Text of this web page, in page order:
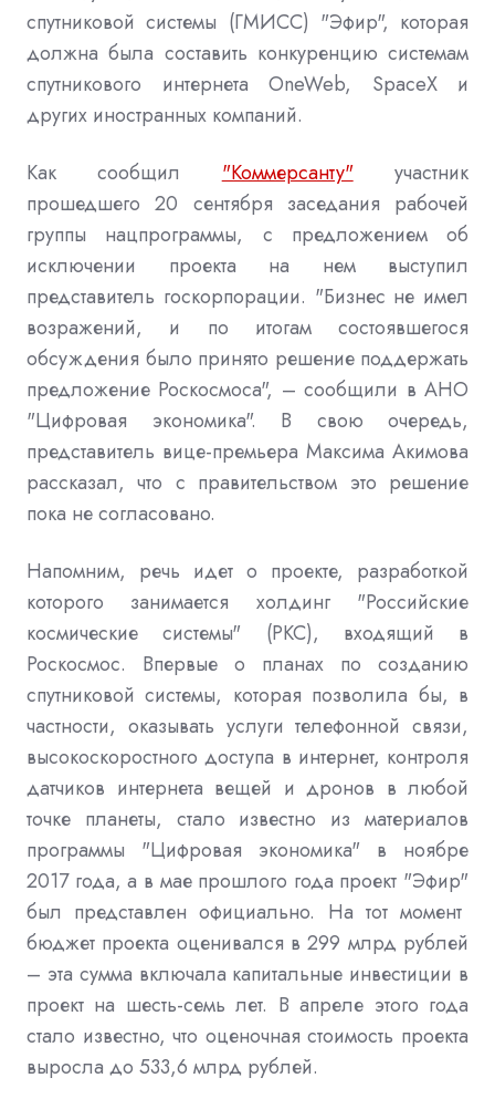
спутниковой системы (ГМИСС) "Эфир", которая
должна была составить конкуренцию системам
спутникового интернета OneWeb, SpaceX и
других иностранных компаний.
Как сообщил
"Коммерсанту"
участник
прошедшего 20 сентября заседания рабочей
группы нацпрограммы, с предложением об
исключении проекта на нем выступил
представитель госкорпорации. "Бизнес не имел
возражений, и по итогам состоявшегося
обсуждения было принято решение поддержать
предложение Роскосмоса", – сообщили в АНО
"Цифровая экономика". В свою очередь,
представитель вице-премьера Максима Акимова
рассказал, что с правительством это решение
пока не согласовано.
Напомним, речь идет о проекте, разработкой
которого занимается холдинг "Российские
космические системы" (РКС), входящий в
Роскосмос. Впервые о планах по созданию
спутниковой системы, которая позволила бы, в
частности, оказывать услуги телефонной связи,
высокоскоростного доступа в интернет, контроля
датчиков интернета вещей и дронов в любой
точке планеты, стало известно из материалов
программы "Цифровая экономика" в ноябре
2017 года, а в мае прошлого года проект "Эфир"
был представлен официально. На тот момент
бюджет проекта оценивался в 299 млрд рублей
– эта сумма включала капитальные инвестиции в
проект на шесть-семь лет. В апреле этого года
стало известно, что оценочная стоимость проекта
выросла до 533,6 млрд рублей.